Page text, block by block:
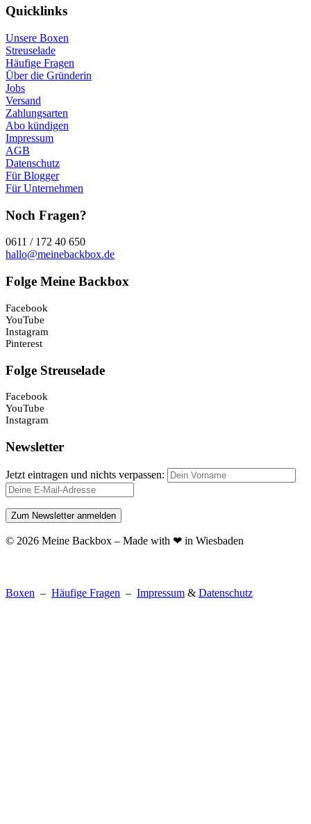
Quicklinks
Unsere Boxen
Streuselade
Häufige Fragen
Über die Gründerin
Jobs
Versand
Zahlungsarten
Abo kündigen
Impressum
AGB
Datenschutz
Für Blogger
Für Unternehmen
Noch Fragen?
0611 / 172 40 650
hallo@meinebackbox.de
Folge Meine Backbox
Facebook
YouTube
Instagram
Pinterest
Folge Streuselade
Facebook
YouTube
Instagram
Newsletter
Jetzt eintragen und nichts verpassen:
© 2026 Meine Backbox – Made with ❤ in Wiesbaden
Boxen – Häufige Fragen – Impressum & Datenschutz